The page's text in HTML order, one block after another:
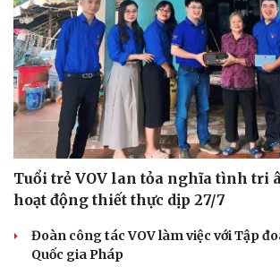
Tuổi trẻ VOV lan tỏa nghĩa tình tri
hoạt động thiết thực dịp 27/7
Đoàn công tác VOV làm việc với Tập
Quốc gia Pháp